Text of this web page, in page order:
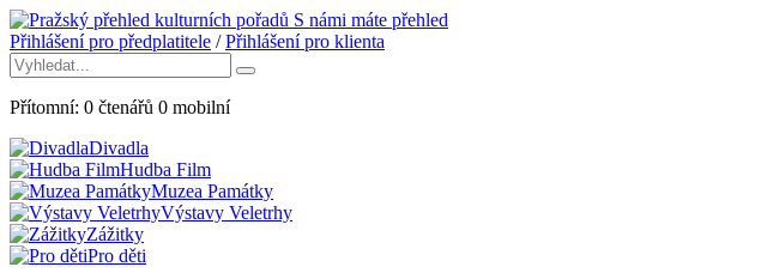
S námi máte přehled
Přihlášení pro předplatitele /Přihlášení pro klienta
Přítomní: 0 čtenářů 0 mobilní
Divadla
Hudba Film
Muzea Památky
Výstavy Veletrhy
Zážitky
Pro děti